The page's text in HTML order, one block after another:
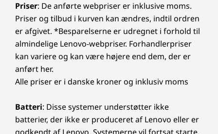
Priser: De anførte webpriser er inklusive moms.
Priser og tilbud i kurven kan ændres, indtil ordren
er afgivet. *Besparelserne er udregnet i forhold til
almindelige Lenovo-webpriser. Forhandlerpriser
kan variere og kan være højere end dem, der er
anført her.
Alle priser er i danske kroner og inklusiv moms
Batteri: Disse systemer understøtter ikke
batterier, der ikke er produceret af Lenovo eller er